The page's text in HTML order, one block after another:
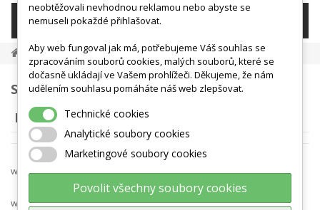
KATEGORIE
Bego S.r.o.
SEZNAM PRODUKTŮ PODLE DODAVATELŮ:
BEGO S.R.O.
www.goki.cz
www.montebu.cz
neobtěžovali nevhodnou reklamou nebo abyste se
nemuseli pokaždé přihlašovat.
Aby web fungoval jak má, potřebujeme Váš souhlas se
zpracováním souborů cookies, malých souborů, které se
dočasně ukládají ve Vašem prohlížeči. Děkujeme, že nám
udělením souhlasu pomáháte náš web zlepšovat.
Technické cookies
Analytické soubory cookies
Marketingové soubory cookies
Povolit všechny soubory cookies